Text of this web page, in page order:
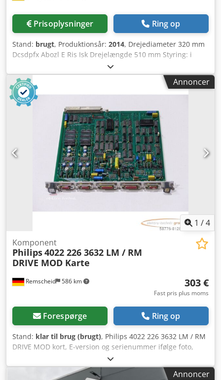
Prisoplysninger Ring op
Stand: brugt, Produktionsår: 2014, Drejediameter 320 mm
Dcsdpfx Abozl E Ris Isk Drejelængde 510 mm Styring: i
standardudgaven Fanuc Omløbsdiameter over
maskinbordet 250 mm Spindelhastigheder – trinløst 6000
o/min Spindelboring 65 mm Motoreffekt 15 kW Samlet
effektbehov 20 kW Maskinvægt ca. 3,5 t Pladsbehov ca. 2,59
x 1,6 x 1,7 m Maskinen er udstyret med en SPÅNFØRER og
en MEDLØBENDE CENTER. Den har en C-akse + en drevet
VÆRKTØJSHOLDER. CNC FANUC, standardudgaven.
Annoncer
1 /4
Remscheid 586 km
Komponent
Philips4022 226 3632 LM / RM
DRIVE MOD Karte
303 €
Fast pris plus moms
Forespørge Ring op
Stand: klar til brug (brugt), Philips 4022 226 3632 LM / RM
DRIVE MOD kort, E-version og serienummer ifølge foto,
brugt, normale brugsspor, 100% funktionsdygtig,
leveringsomfang iht. fotos. Dcsdoi Echgspfx Ab Iek
Annoncer